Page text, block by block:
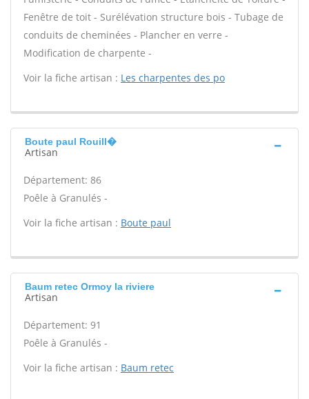
Fenêtre de toit - Surélévation structure bois - Tubage de
conduits de cheminées - Plancher en verre -
Modification de charpente -
Voir la fiche artisan : Les charpentes des po
Boute paul Rouill�
Artisan
Département: 86
Poêle à Granulés -
Voir la fiche artisan : Boute paul
Baum retec Ormoy la riviere
Artisan
Département: 91
Poêle à Granulés -
Voir la fiche artisan : Baum retec